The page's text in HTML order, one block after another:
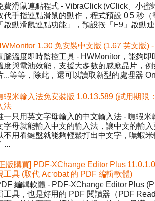
費滑鼠連點程式 - VibraClick (vClick、小
代手指連點滑鼠的動作，程式預設 0.5 秒
「啟動滑鼠連點功能」，預設按「F9」啟動
1.30 免安裝中文版 (1.67 英文版)
腦溫度即時監控工具 - HWMonitor，能夠
度與電池效能，支援大多數的感應晶片，
...等等，除此，還可以讀取新型的處理器
蝦米輸入法免安裝版 1.0.13.589 (試用期限
法
一只用英文字母輸入的中文輸入法 - 嘸蝦
字母就能輸入中文的輸入法，讓中文的輸
不用看鍵盤就能夠輕鬆打出中文字，嘸蝦
...
版購買] PDF-XChange Editor Plus
工具 (取代 Acrobat 的 PDF 編輯軟體)
編輯軟體 - PDF-XChange Editor Plus
工具，也是好用的 PDF 閱讀器（PDF